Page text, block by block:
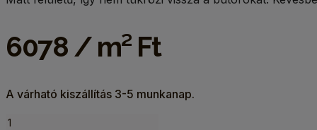
6078 / m² Ft
A várható kiszállítás 3-5 munkanap.
Arabica